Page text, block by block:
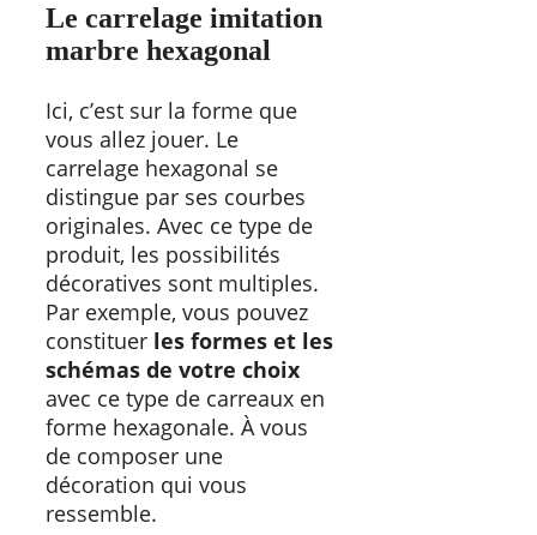
Le carrelage imitation
marbre hexagonal
Ici, c’est sur la forme que
vous allez jouer. Le
carrelage hexagonal se
distingue par ses courbes
originales. Avec ce type de
produit, les possibilités
décoratives sont multiples.
Par exemple, vous pouvez
constituer les formes et les
schémas de votre choix
avec ce type de carreaux en
forme hexagonale. À vous
de composer une
décoration qui vous
ressemble.